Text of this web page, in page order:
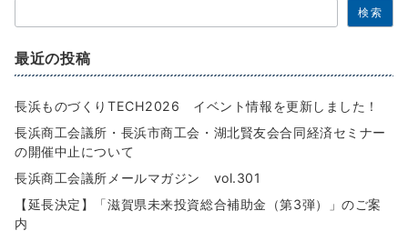
検索
最近の投稿
長浜ものづくりTECH2026 イベント情報を更新しました！
長浜商工会議所・長浜市商工会・湖北賢友会合同経済セミナー
の開催中止について
長浜商工会議所メールマガジン vol.301
【延長決定】「滋賀県未来投資総合補助金（第3弾）」のご案
内